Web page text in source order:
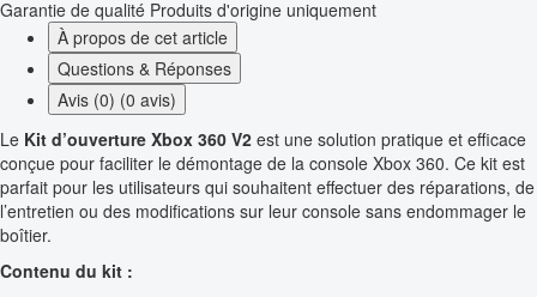
Garantie de qualité Produits d'origine uniquement
À propos de cet article
Questions & Réponses
Avis (0) (0 avis)
Le Kit d’ouverture Xbox 360 V2 est une solution pratique et efficace
conçue pour faciliter le démontage de la console Xbox 360. Ce kit est
parfait pour les utilisateurs qui souhaitent effectuer des réparations, de
l’entretien ou des modifications sur leur console sans endommager le
boîtier.
Contenu du kit :